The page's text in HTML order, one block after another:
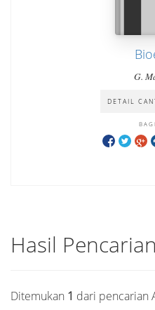
G.
DETAIL
Hasil Pencarian
Ditemukan 1 dari pencarian